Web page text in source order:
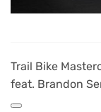
Trail Bike
feat. Brandon